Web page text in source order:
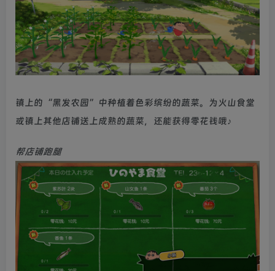
镇上的“黑发农园”中种植着色彩缤纷的蔬菜。为火山食堂
或镇上其他店铺送上成熟的蔬菜，还能获得零花钱哦♪
帮店铺跑腿